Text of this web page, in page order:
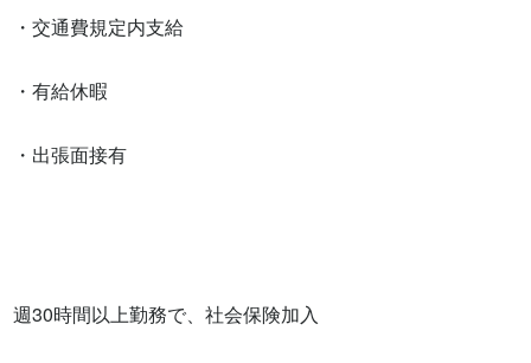
・交通費規定内支給
・有給休暇
・出張面接有
週30時間以上勤務で、社会保険加入